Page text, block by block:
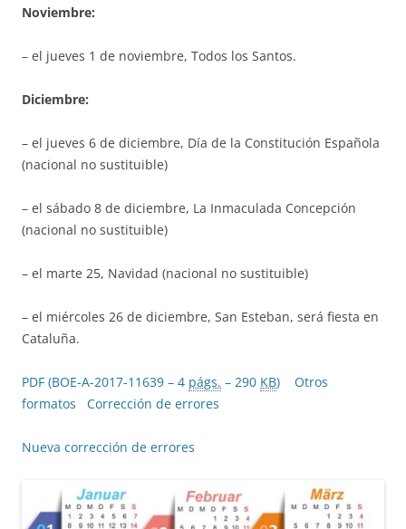
Noviembre:
– el jueves 1 de noviembre, Todos los Santos.
Diciembre:
– el jueves 6 de diciembre, Día de la Constitución Española
(nacional no sustituible)
– el sábado 8 de diciembre, La Inmaculada Concepción
(nacional no sustituible)
– el marte 25, Navidad (nacional no sustituible)
– el miércoles 26 de diciembre, San Esteban, será fiesta en
Cataluña.
PDF (BOE-A-2017-11639 – 4 págs. – 290 KB)
Otros
formatos
Corrección de errores
Nueva corrección de errores